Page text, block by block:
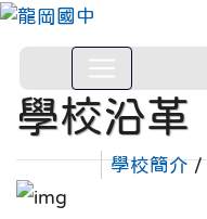
學校沿革
學校簡介/